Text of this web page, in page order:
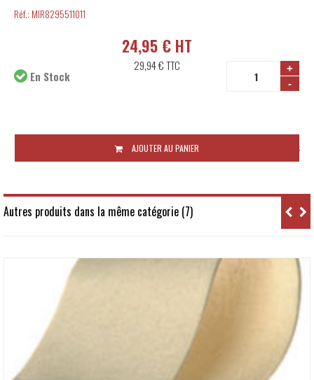
Réf.: MIR8295511011
24,95 € HT
29,94 €TTC
+
-
En Stock
48 à 72 heures
AJOUTER AU PANIER
Autres produits dans la même catégorie (7)